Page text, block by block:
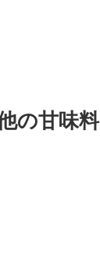
の甘味料